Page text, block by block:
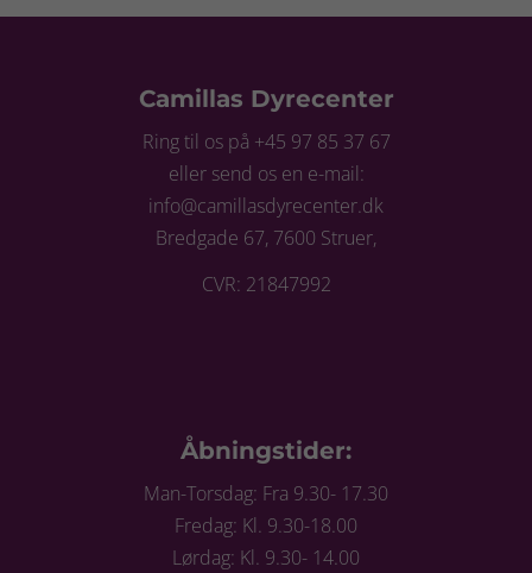
Camillas Dyrecenter
Ring til os på +45 97 85 37 67
eller send os en e-mail:
info@camillasdyrecenter.dk
Bredgade 67, 7600 Struer,
CVR: 21847992
Åbningstider:
Man-Torsdag: Fra 9.30- 17.30
Fredag: Kl. 9.30-18.00
Lørdag: Kl. 9.30- 14.00